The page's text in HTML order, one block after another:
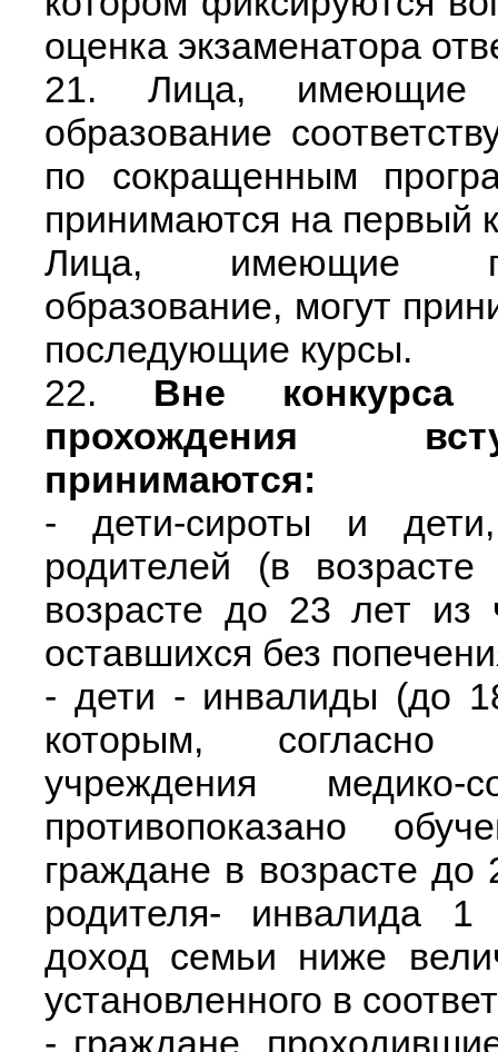
оценка экзаменатора
21. Лица, имеющие
образование
по сокращенным
принимаются на первый
Лица, имеющие
образование, могут
последующие курсы.
22. Вне конкурса
прохождения
принимаются:
- дети-сироты и
родителей (в
возрасте до 23 лет из
оставшихся без
- дети - инвалиды (до
которым, согласно
учреждения медико-
противопоказано
граждане в возрасте
родителя- инвалида 1
доход семьи ниже
установленного в
- граждане,